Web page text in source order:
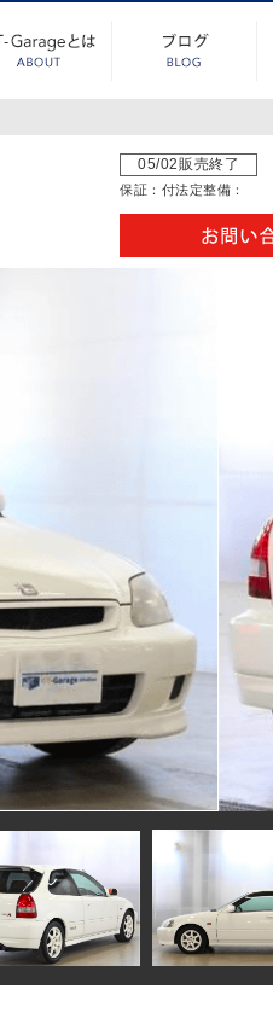
05/02販売終了
保証： 付法定整備：